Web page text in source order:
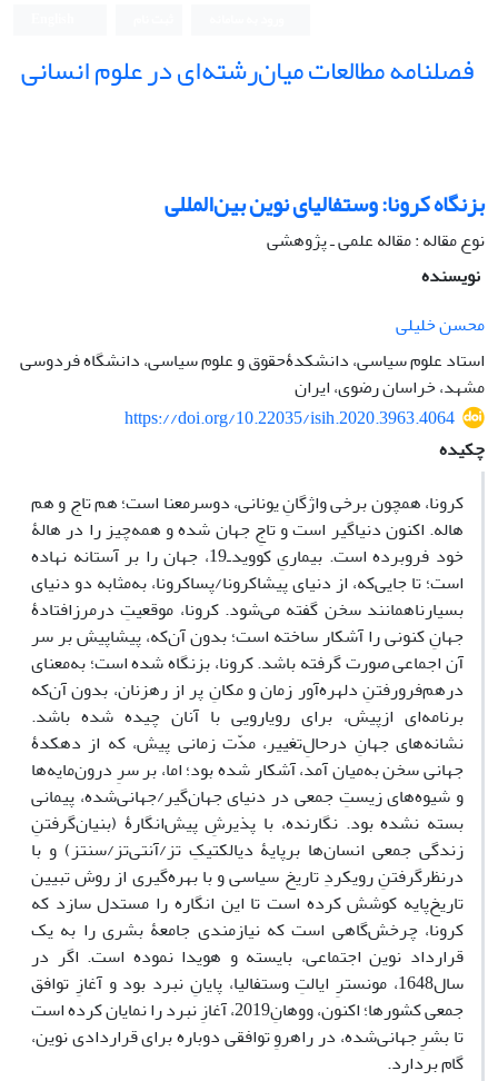
فصلنامه مطالعات میان‌رشته‌ای در علوم انسانی
بزنگاه کرونا: وستفالیای نوین بین‌المللی
نوع مقاله : مقاله علمی ـ پژوهشی
نویسنده
محسن خلیلی
استاد علوم سیاسی، دانشکدۀحقوق و علوم سیاسی، دانشگاه فردوسی
مشهد، خراسان رضوی، ایران
https://doi.org/10.22035/isih.2020.3963.4064
چکیده
کرونا، همچون برخی واژگانِ یونانی، دوسرمعنا است؛ هم تاج و هم
هاله. اکنون دنیا‌گیر است و تاجِ جهان شده و همه‌چیز را در هالۀ
خود فروبرده است. بیماریِ کووید‌ـ‌19، جهان را بر آستانه‌ نهاده
است؛ تا جایی‌که، از دنیای پیشاکرونا/پساکرونا، به‌مثابه دو دنیای
بسیارناهمانند سخن گفته می‌شود. کرونا، موقعیتِ درمرزافتادۀ
جهانِ کنونی را آشکار ساخته است؛ بدون آن‌که، پیشاپیش بر سر
آن اجماعی صورت گرفته باشد. کرونا، بزنگاه شده است؛ به‌معنای
درهم‌فرورفتنِ دلهره‌آور زمان و مکانِ پر از رهزنان، بدون آن‌که
برنامه‌ای ازپیش، برای رویارویی با آنان چیده شده باشد.
نشانه‌های جهانِ درحالِ‌تغییر، مدّت زمانی پیش، که از دهکدۀ
جهانی سخن به‌میان آمد، آشکار شده بود؛ اما، بر سرِ درون‌مایه‌ها
و شیوه‌ها‌ی زیستِ جمعی در دنیای جهان‌گیر/جهانی‌شده، پیمانی
بسته نشده بود. نگارنده، با پذیرشِ پیش‌انگارۀ (بنیان‌گرفتنِ
زندگی جمعی انسان‌ها برپایۀ دیالکتیکِ تز/آنتی‌تز/سنتز) و با
درنظرگرفتنِ رویکردِ تاریخ سیاسی و با بهره‌گیری از روش تبیین
تاریخ‌پایه کوشش کرده است‌ تا این انگاره را مستدل سازد که
کرونا، چرخش‌گاهی است که نیازمندی جامعۀ بشری را به یک
قرارداد نوین اجتماعی، بایسته و هویدا نموده است. اگر در
سال1648، مونسترِ ایالتِ وستفالیا، پایانِ نبرد بود و آغازِ توافق
جمعی کشورها؛ اکنون، ووهانِ2019، آغازِ نبرد را نمایان کرده است
تا بشرِ جهانی‌شده، در راهروِ توافقی دوباره برای قراردادی نوین،
گام بردارد.